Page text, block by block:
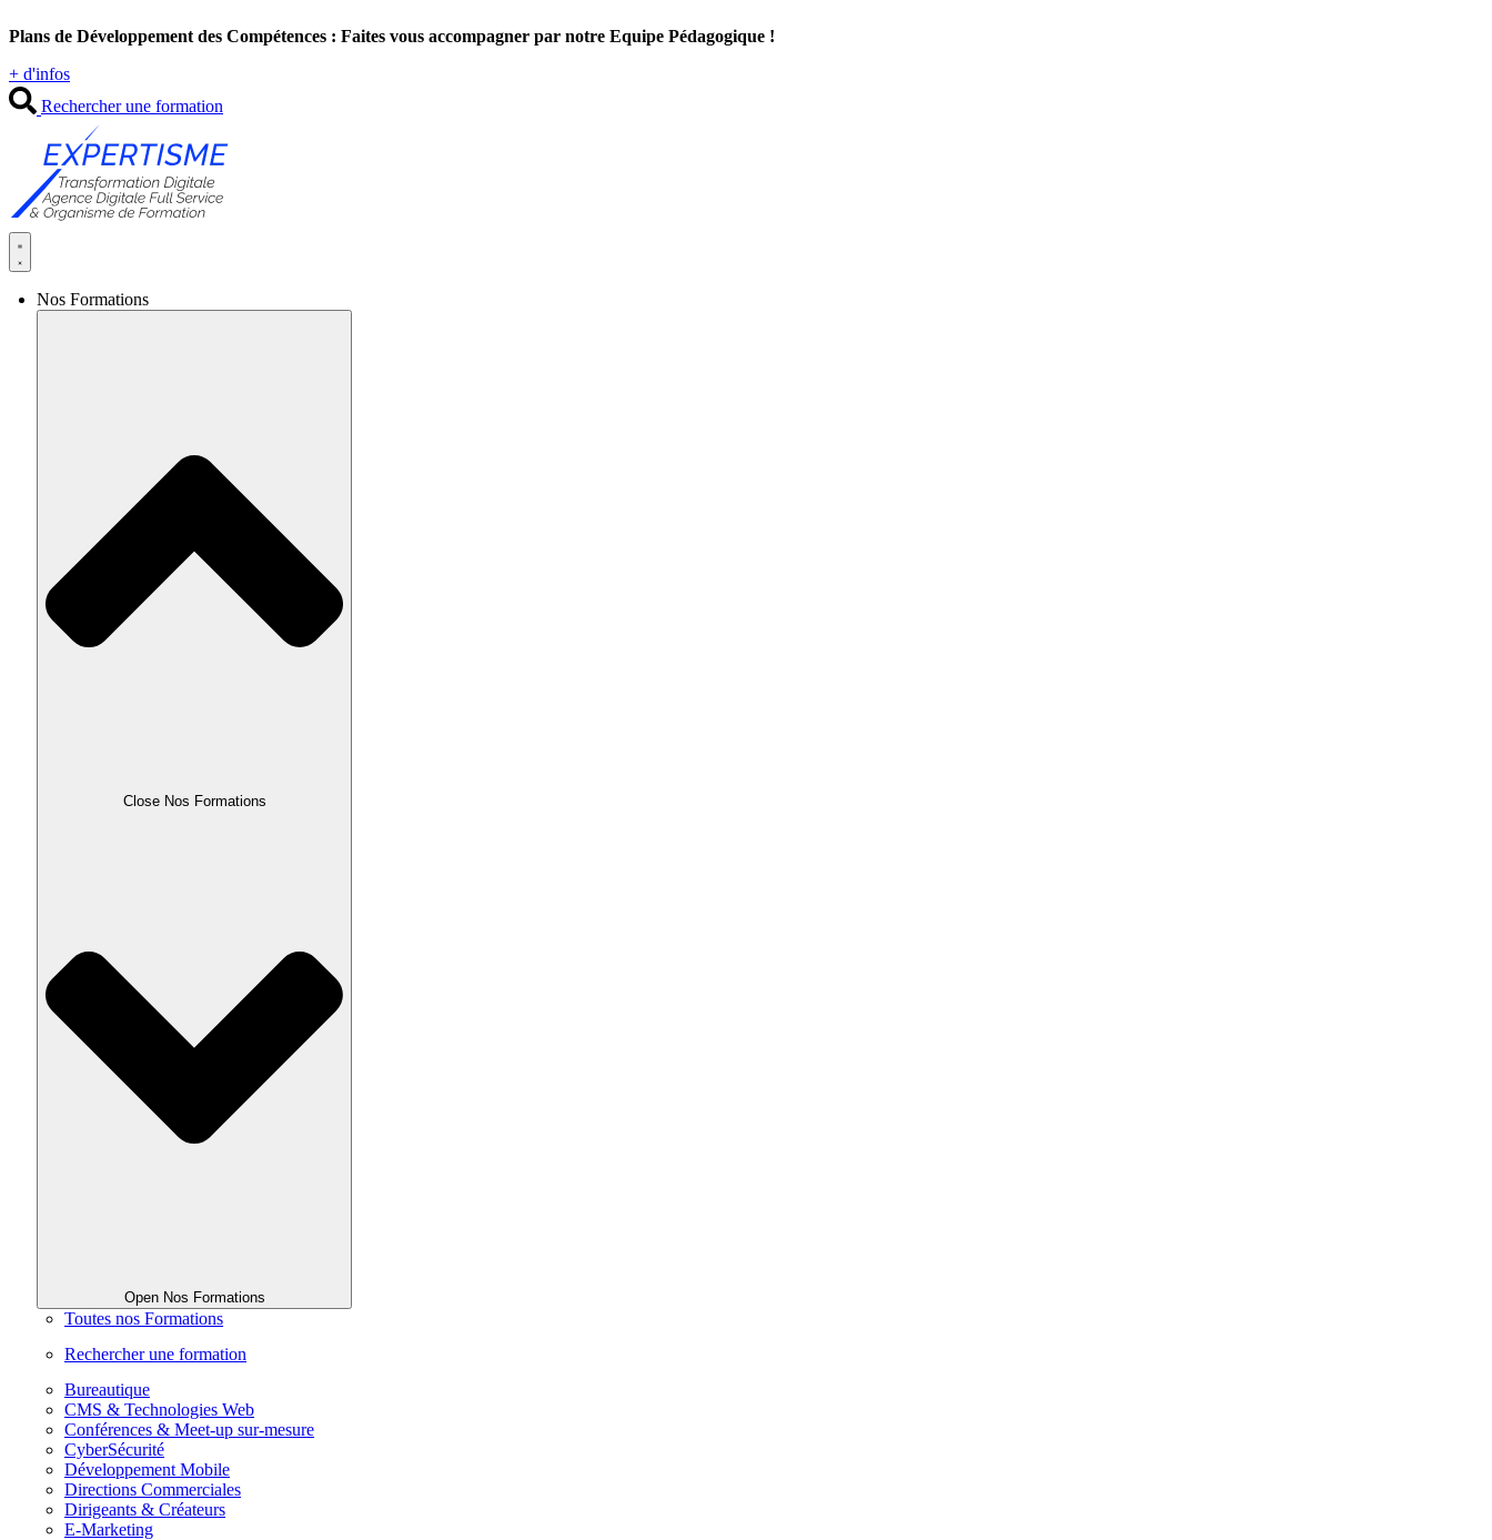
au
Plans de Développement des Compétences : Faites vous accompagner par notre Equipe Pédagogique !
+ d'infos
Rechercher une formation
Nos Formations
Close Nos Formations
Open Nos Formations
Toutes nos Formations
Rechercher une formation
Bureautique
CMS & Technologies Web
Conférences & Meet-up sur-mesure
CyberSécurité
Développement Mobile
Directions Commerciales
Dirigeants & Créateurs
E-Marketing